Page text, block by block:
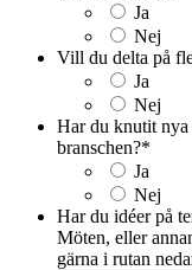
Ja
Nej
Vill du delta på
Ja
Nej
Har du knutit nya
branschen?*
Ja
Nej
Har du idéer på
Möten, eller
gärna i rutan